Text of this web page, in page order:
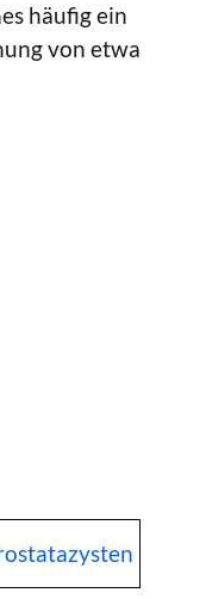
häufig ein
von etwa